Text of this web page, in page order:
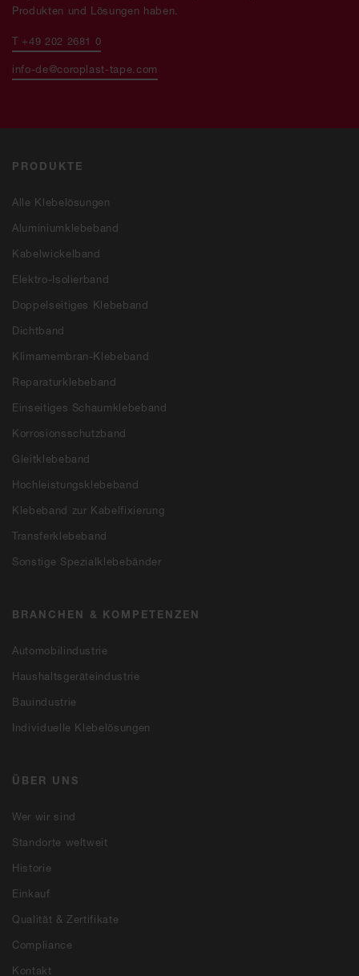
PRODUKTE
Alle Klebelösungen
Aluminiumklebeband
Kabelwickelband
Elektro-Isolierband
Doppelseitiges Klebeband
Dichtband
Klimamembran-Klebeband
Reparaturklebeband
Einseitiges Schaumklebeband
Korrosionsschutzband
Gleitklebeband
Hochleistungsklebeband
Klebeband zur Kabelfixierung
Transferklebeband
Sonstige Spezialklebebänder
BRANCHEN & KOMPETENZEN
Automobilindustrie
Haushaltsgeräteindustrie
Bauindustrie
Individuelle Klebelösungen
ÜBER UNS
Wer wir sind
Standorte weltweit
Historie
Einkauf
Qualität & Zertifikate
Compliance
Kontakt
Produkten und Lösungen haben.
T +49 202 2681 0
info-de@coroplast-tape.com